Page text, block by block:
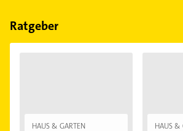
Feiertagen abweichen können.
Ratgeber
HAUS & GARTEN HAUS &